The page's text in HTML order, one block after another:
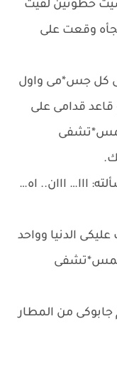
خطوتين لقيت
وقعت على
كل جس*مى واول
قدامى على
ااا… ااان.. اه…
الدنيا وواحد
جابوكى من المطار